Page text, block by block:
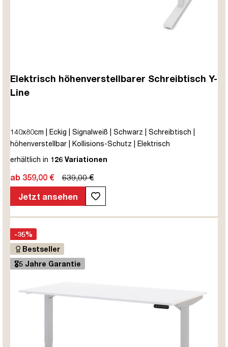
Elektrisch höhenverstellbarer Schreibtisch Y-
Line
140x80cm | Eckig | Signalweiß | Schwarz | Schreibtisch |
höhenverstellbar | Kollisions-Schutz | Elektrisch
höhenverstellbar | Kindersicherung | Metall | Holz |
unmontiert | TÜV© mobiles Arbeiten | bis zu 80 kg | Y-Line |
erhältlich in 126 Variationen
ab 359,00 €
639,00 €
Jetzt ansehen
-35%
Bestseller
🎖️5 Jahre Garantie